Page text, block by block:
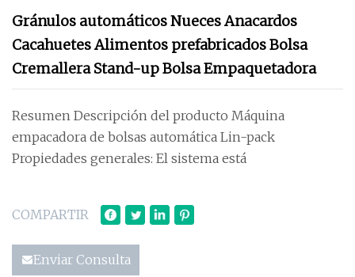
Gránulos automáticos Nueces Anacardos
Cacahuetes Alimentos prefabricados Bolsa
Cremallera Stand-up Bolsa Empaquetadora
Resumen Descripción del producto Máquina
empacadora de bolsas automática Lin-pack
Propiedades generales: El sistema está
COMPARTIR
Enviar Consulta